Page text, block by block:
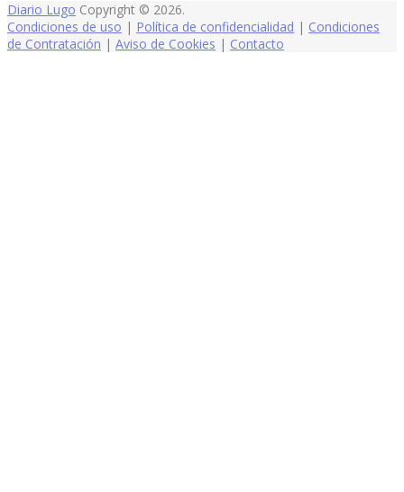
Diario Lugo Copyright © 2026.
Condiciones de uso | Política de confidencialidad | Condiciones
de Contratación | Aviso de Cookies | Contacto